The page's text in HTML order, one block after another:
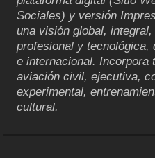
Sociales) y versión
una visión global,
profesional y tecnológica,
e internacional. Incorpora
aviación civil, ejecutiva,
experimental,
cultural.